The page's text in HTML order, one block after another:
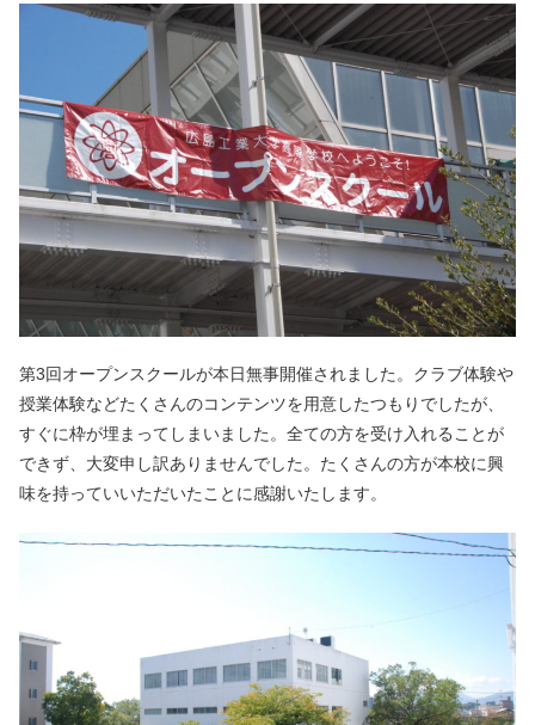
第3回オープンスクールが本日無事開催されました。クラブ体験や
授業体験などたくさんのコンテンツを用意したつもりでしたが、
すぐに枠が埋まってしまいました。全ての方を受け入れることが
できず、大変申し訳ありませんでした。たくさんの方が本校に興
味を持っていいただいたことに感謝いたします。